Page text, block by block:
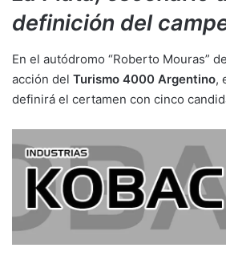
definición del
En el autódromo “Roberto Mouras”
acción del Turismo 4000 Argentino,
definirá el certamen con cinco